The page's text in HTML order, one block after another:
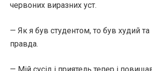
червоних виразних уст.
— Як я був студентом, то був худий
правда.